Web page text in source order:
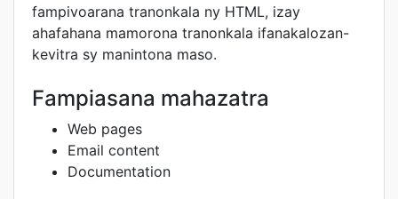
fampivoarana tranonkala ny HTML, izay
ahafahana mamorona tranonkala ifanakalozan-
kevitra sy manintona maso.
Fampiasana mahazatra
Web pages
Email content
Documentation